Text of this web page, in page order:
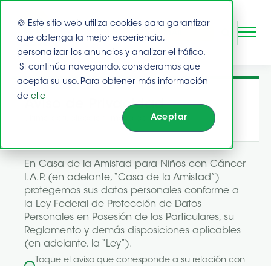
🍪 Este sitio web utiliza cookies para garantizar
que obtenga la mejor experiencia,
personalizar los anuncios y analizar el tráfico.
Si continúa navegando, consideramos que
acepta su uso. Para obtener más información
de clic
Aceptar
DONAR
Este es un campo de búsqueda con una función de
Buscar
No hay sugerencias porque el campo de
Aviso de Privacidad
Última actualización: mayo de 2026
En Casa de la Amistad para Niños con Cáncer
I.A.P. (en adelante, “Casa de la Amistad”)
protegemos sus datos personales conforme a
la Ley Federal de Protección de Datos
Personales en Posesión de los Particulares, su
Reglamento y demás disposiciones aplicables
(en adelante, la “Ley”).
Toque el aviso que corresponde a su relación con